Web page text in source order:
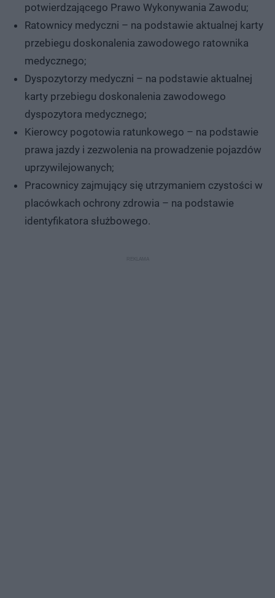
potwierdzającego Prawo Wykonywania Zawodu;
Ratownicy medyczni – na podstawie aktualnej karty
przebiegu doskonalenia zawodowego ratownika
medycznego;
Dyspozytorzy medyczni – na podstawie aktualnej
karty przebiegu doskonalenia zawodowego
dyspozytora medycznego;
Kierowcy pogotowia ratunkowego – na podstawie
prawa jazdy i zezwolenia na prowadzenie pojazdów
uprzywilejowanych;
Pracownicy zajmujący się utrzymaniem czystości w
placówkach ochrony zdrowia – na podstawie
identyfikatora służbowego.